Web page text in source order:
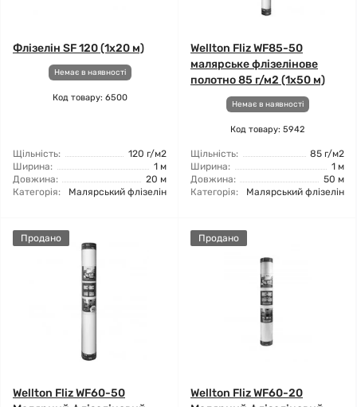
Флізелін SF 120 (1x20 м)
Немає в наявності
Код товару: 6500
Щільність:
120 г/м2
Ширина:
1 м
Довжина:
20 м
Категорія:
Малярський флізелін
Wellton Fliz WF85-50
малярське флізелінове
полотно 85 г/м2 (1x50 м)
Немає в наявності
Код товару: 5942
Щільність:
85 г/м2
Ширина:
1 м
Довжина:
50 м
Категорія:
Малярський флізелін
Продано
Wellton Fliz WF60-50
Продано
Wellton Fliz WF60-20